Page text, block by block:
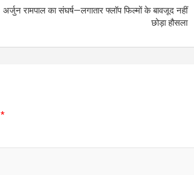
अर्जुन रामपाल का संघर्ष—लगातार फ्लॉप फिल्मों के बावजूद नहीं
छोड़ा हौसला
*